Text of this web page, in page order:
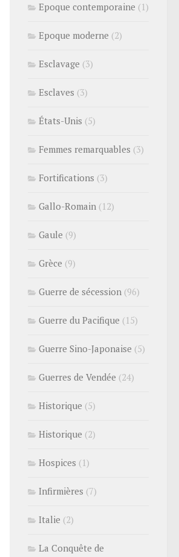
Epoque contemporaine (1)
Epoque moderne (2)
Esclavage (3)
Esclaves (3)
États-Unis (5)
Femmes remarquables (3)
Fortifications (3)
Gallo-Romain (12)
Gaule (9)
Grèce (9)
Guerre de sécession (96)
Guerre du Pacifique (15)
Guerre Sino-Japonaise (5)
Guerres de Vendée (24)
Historique (5)
Historique (2)
Hospices (1)
Infirmières (7)
Italie (2)
La Conquête de